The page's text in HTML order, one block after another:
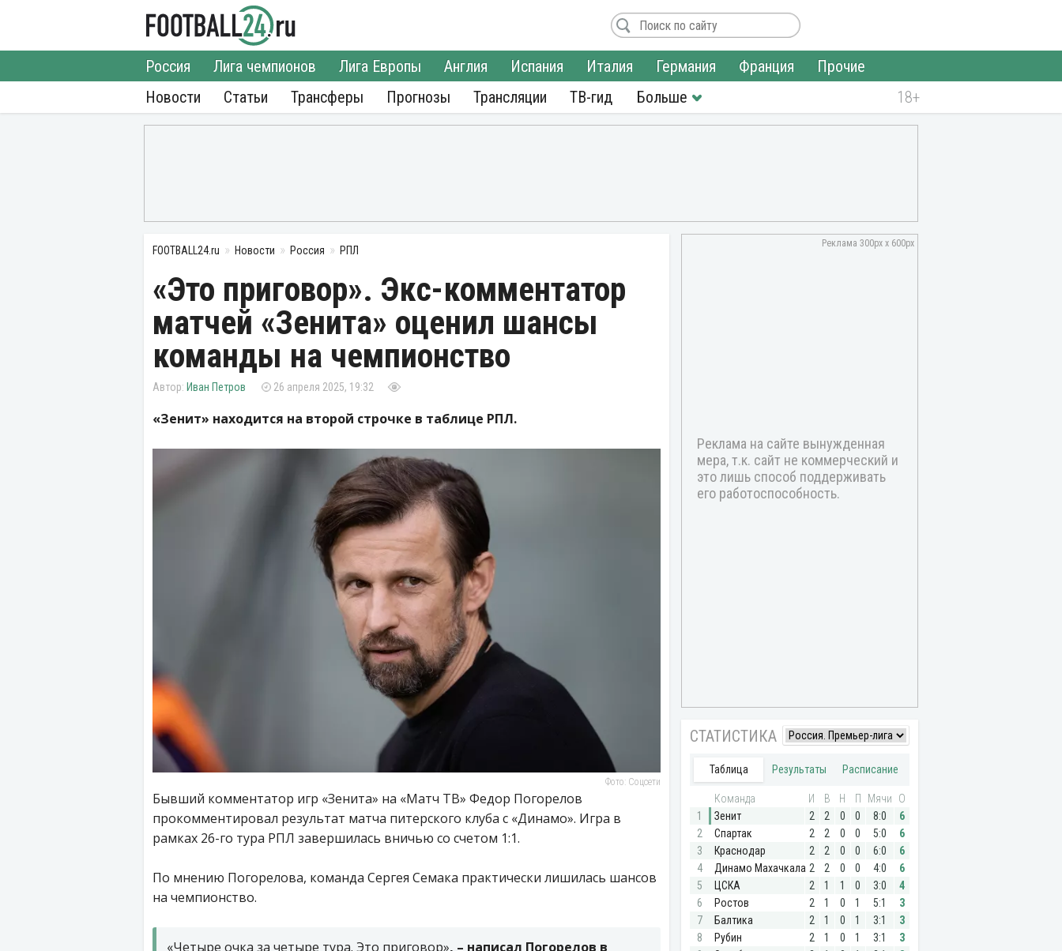
Новости
Россия Лига чемпионов Лига Европы Англия Испания Италия Германия Франция
Прочие
Статьи
Трансферы Прогнозы Трансляции ТВ-гид
FOOTBALL24.ru Новости Россия РПЛ
«Это приговор». Экс-комментатор
матчей «Зенита» оценил шансы
команды на чемпионство
Иван Петров 26 апреля 2025, 19:32
«Зенит» находится на второй строчке в таблице РПЛ.
Фото: Соцсети
Бывший комментатор игр «Зенита» на «Матч ТВ» Федор Погорелов
прокомментировал результат матча питерского клуба с «Динамо». Игра в
рамках 26-го тура РПЛ завершилась вничью со счетом 1:1.
По мнению Погорелова, команда Сергея Семака практически лишилась шансов
на чемпионство.
«Четыре очка за четыре тура. Это приговор», – написал Погорелов в